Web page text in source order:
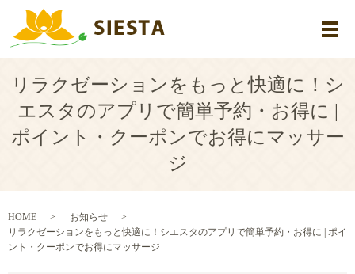
メ
リラクゼーションをもっと快適に！シ
エスタのアプリで簡単予約・お得に |
ポイント・クーポンでお得にマッサー
ジ
HOME
お知らせ
リラクゼーションをもっと快適に！シエスタのアプリで簡単予約・お得に | ポイ
ント・クーポンでお得にマッサージ